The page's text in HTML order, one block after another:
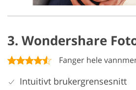
3. Wondershare
Fanger hele
Intuitivt brukergrensesnitt